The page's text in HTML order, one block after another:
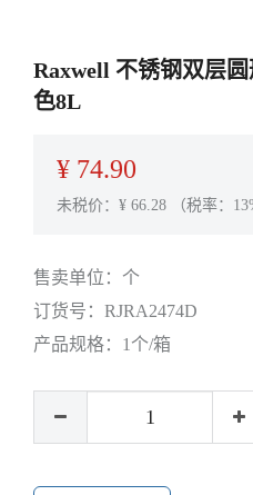
Raxwell 不锈钢双层
色8L
¥ 74.90
未税价：¥ 66.28 （税率：
售卖单位： 个
订货号： RJRA2474D
产品规格： 1个/箱